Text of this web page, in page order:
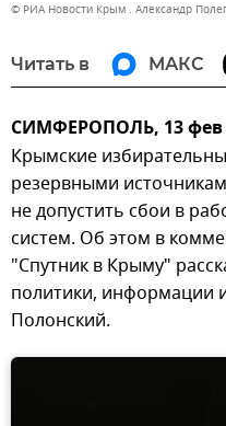
© РИА Новости Крым . Александр
Читать в МАКС
СИМФЕРОПОЛЬ, 13
Крымские
резервными
не допустить сбои в
систем. Об этом в
"Спутник в Крыму"
политики, информации
Полонский.